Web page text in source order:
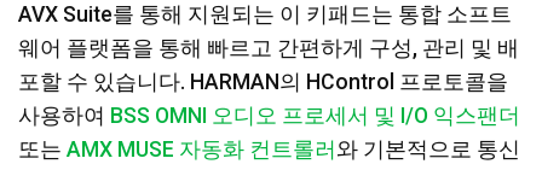
AVX Suite를 통해 지원되는 이 키패드는 통합 소프트
웨어 플랫폼을 통해 빠르고 간편하게 구성, 관리 및 배
포할 수 있습니다. HARMAN의 HControl 프로토콜을
사용하여 BSS OMNI 오디오 프로세서 및 I/O 익스팬더
또는 AMX MUSE 자동화 컨트롤러 와 기본적으로 통신